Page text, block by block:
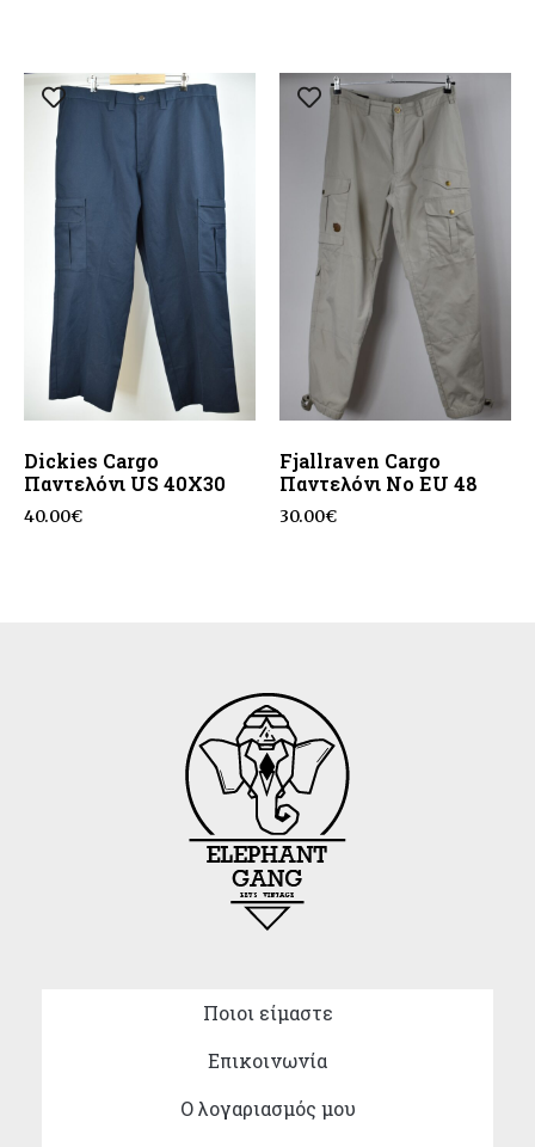
Dickies Cargo
Παντελόνι US 40X30
40.00€
Fjallraven Cargo
Παντελόνι No EU 48
30.00€
Ποιοι είμαστε
Επικοινωνία
Ο λογαριασμός μου